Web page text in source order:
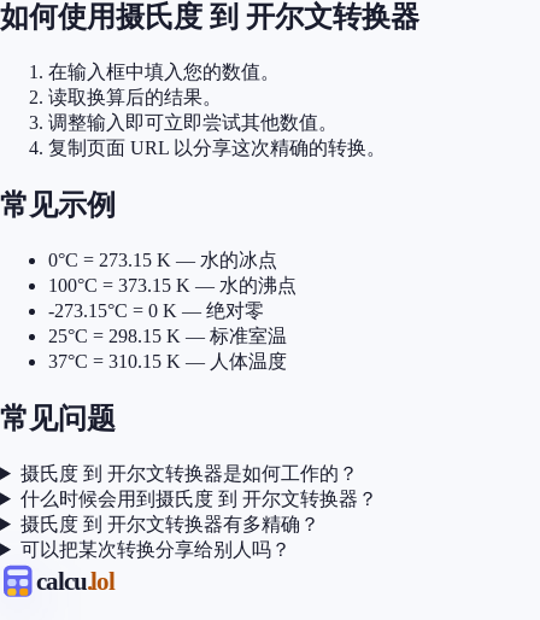
如何使用摄氏度 到 开尔文转换器
在输入框中填入您的数值。
读取换算后的结果。
调整输入即可立即尝试其他数值。
复制页面 URL 以分享这次精确的转换。
常见示例
0°C = 273.15 K — 水的冰点
100°C = 373.15 K — 水的沸点
-273.15°C = 0 K — 绝对零
25°C = 298.15 K — 标准室温
37°C = 310.15 K — 人体温度
常见问题
摄氏度 到 开尔文转换器是如何工作的？
什么时候会用到摄氏度 到 开尔文转换器？
摄氏度 到 开尔文转换器有多精确？
可以把某次转换分享给别人吗？
calcu.lol